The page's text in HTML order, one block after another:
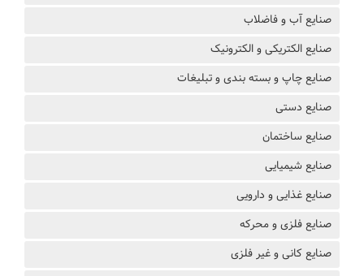
صنایع آب و فاضلاب
صنایع الکتریکی و الکترونیک
صنایع چاپ و بسته بندی و تبلیغات
صنایع دستی
صنایع ساختمان
صنایع شیمیایی
صنایع غذایی و دارویی
صنایع فلزی و محرکه
صنایع کانی و غیر فلزی